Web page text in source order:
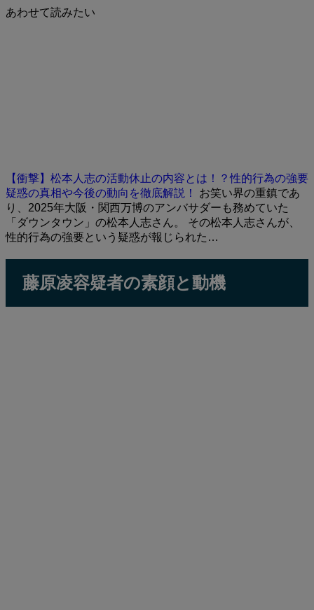
あわせて読みたい
【衝撃】松本人志の活動休止の内容とは！？性的行為の強要
疑惑の真相や今後の動向を徹底解説！
お笑い界の重鎮であ
り、2025年大阪・関西万博のアンバサダーも務めていた
「ダウンタウン」の松本人志さん。 その松本人志さんが、
性的行為の強要という疑惑が報じられた…
藤原凌容疑者の素顔と動機